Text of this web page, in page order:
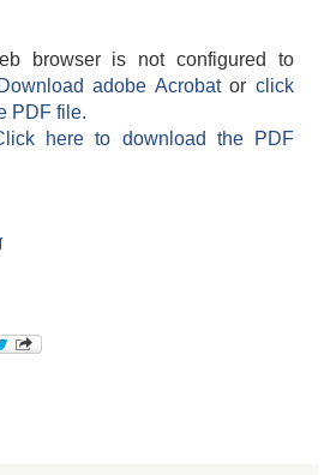
browser is not configured to
Download adobe Acrobatorclick
PDF file.
here to download the PDF